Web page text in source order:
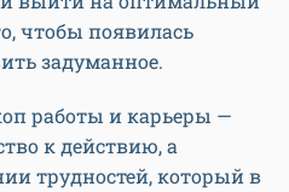
чтобы появилась
задуманное.
работы и карьеры —
к действию, а
трудностей, который в